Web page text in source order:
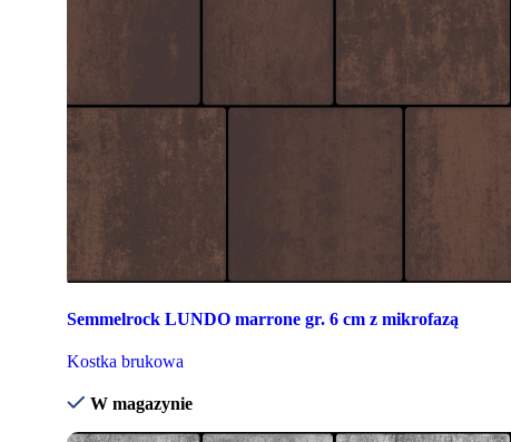
Semmelrock LUNDO marrone gr. 6 cm z mikrofazą
Kostka brukowa
W magazynie